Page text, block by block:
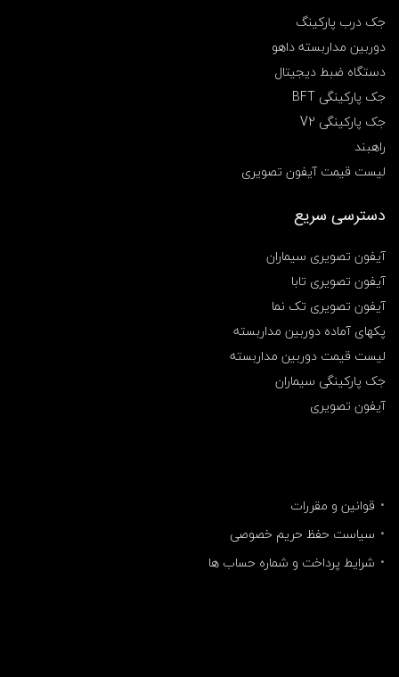
جک درب پارکینگ
دوربین مداربسته داهو
دستگاه ضبط دیجیتال
جک پارکینگی BFT
جک پارکینگی V2
راهبند
لیست قیمت آیفون تصویری
دسترسی سریع
آیفون تصویری سیماران
آیفون تصویری تابا
آیفون تصویری تک نما
پکهای آماده دوربین مداربسته
لیست قیمت دوربین مداربسته
جک پارکینگی سیماران
آیفون تصویری
قوانین و مقررات
سیاست حفظ حریم خصوصی
شرایط پرداخت و شماره حساب ها